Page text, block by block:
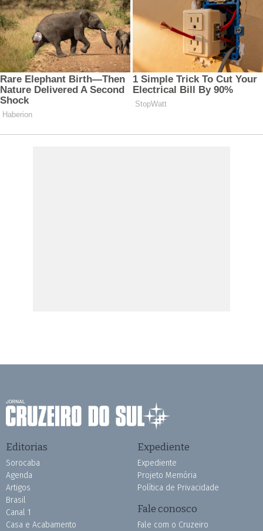
Editorias
Sorocaba
Agenda
Artigos
Brasil
Canal 1
Casa e Acabamento
Expediente
Expediente
Projeto Memória
Política de Privacidade
Fale conosco
Fale com o Cruzeiro